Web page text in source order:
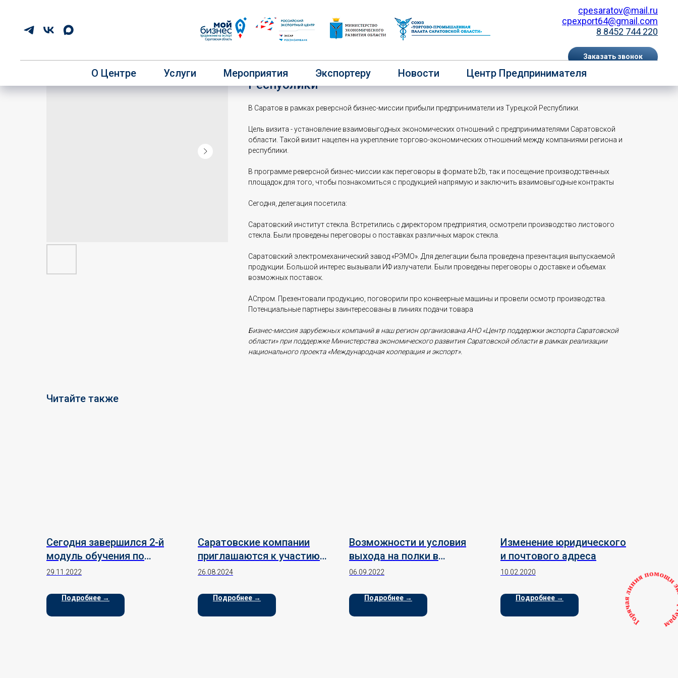
cpesaratov@mail.ru
cpexport64@gmail.com
8 8452 744 220
Заказать звонок
EN RU
О Центре Услуги Мероприятия Экспортеру Новости Центр Предпринимателя
В Саратове стартовала реверсная бизнес-миссия из Турецкой
Республики
В Саратов в рамках реверсной бизнес-миссии прибыли предприниматели из Турецкой Республики.
Цель визита - установление взаимовыгодных экономических отношений с предпринимателями Саратовской
области. Такой визит нацелен на укрепление торгово-экономических отношений между компаниями региона и
республики.
В программе реверсной бизнес-миссии как переговоры в формате b2b, так и посещение производственных
площадок для того, чтобы познакомиться с продукцией напрямую и заключить взаимовыгодные контракты
Сегодня, делегация посетила:
Саратовский институт стекла. Встретились с директором предприятия, осмотрели производство листового
стекла. Были проведены переговоры о поставках различных марок стекла.
Саратовский электромеханический завод «РЭМО». Для делегации была проведена презентация выпускаемой
продукции. Большой интерес вызывали ИФ излучатели. Были проведены переговоры о доставке и объемах
возможных поставок.
АСпром. Презентовали продукцию, поговорили про конвеерные машины и провели осмотр производства.
Потенциальные партнеры заинтересованы в линиях подачи товара
Бизнес-миссия зарубежных компаний в наш регион организована АНО «Центр поддержки экспорта Саратовской
области» при поддержке Министерства экономического развития Саратовской области в рамках реализации
национального проекта «Международная кооперация и экспорт».
Читайте также
Сегодня завершился 2-й
модуль обучения по
образовательной
стандарт для МСП»,
которая впервые
29.11.2022
Подробнее →
Саратовские компании
приглашаются к участию в
образовательном
26.08.2024
Подробнее →
Возможности и условия
выхода на полки в
торговые сети Таиланда
06.09.2022
Подробнее →
Изменение юридического
и почтового адреса
10.02.2020
Подробнее →